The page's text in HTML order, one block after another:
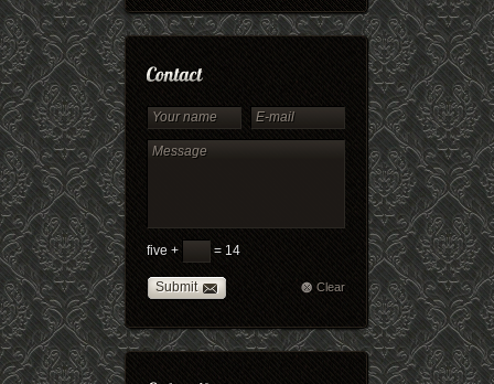
five + = 14
Submit Clear